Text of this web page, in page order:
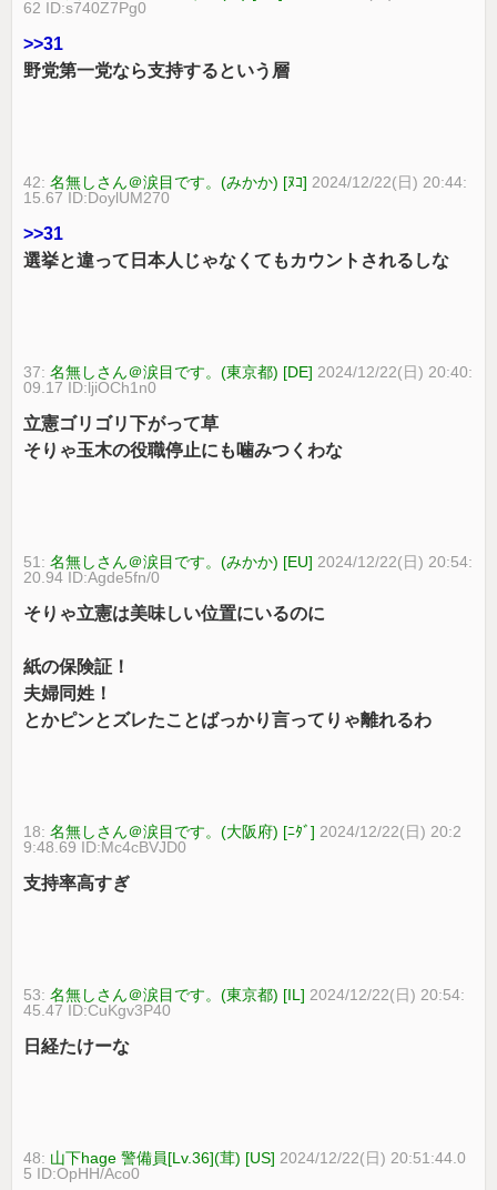
62 ID:s740Z7Pg0
>>31
野党第一党なら支持するという層
42:名無しさん＠涙目です。(みかか) [ﾇｺ] 2024/12/22(日) 20:44:
15.67 ID:DoylUM270
>>31
選挙と違って日本人じゃなくてもカウントされるしな
37:名無しさん＠涙目です。(東京都) [DE] 2024/12/22(日) 20:40:
09.17 ID:ljiOCh1n0
立憲ゴリゴリ下がって草
そりゃ玉木の役職停止にも噛みつくわな
51:名無しさん＠涙目です。(みかか) [EU] 2024/12/22(日) 20:54:
20.94 ID:Agde5fn/0
そりゃ立憲は美味しい位置にいるのに
紙の保険証！
夫婦同姓！
とかピンとズレたことばっかり言ってりゃ離れるわ
18:名無しさん＠涙目です。(大阪府) [ﾆﾀﾞ] 2024/12/22(日) 20:2
9:48.69 ID:Mc4cBVJD0
支持率高すぎ
53:名無しさん＠涙目です。(東京都) [IL] 2024/12/22(日) 20:54:
45.47 ID:CuKgv3P40
日経たけーな
48: 山下hage 警備員[Lv.36](茸) [US] 2024/12/22(日) 20:51:44.0
5 ID:OpHH/Aco0